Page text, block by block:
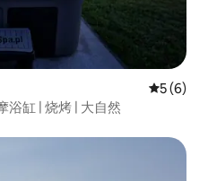
平均评分
5 (6)
浴缸 | 烧烤 | 大自然